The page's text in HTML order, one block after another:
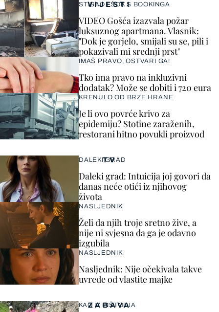
VIJESTI
STIGAO I ŠOK S BOOKINGA
VIDEO Gošća izazvala požar
luksuznog apartmana. Vlasnik:
"Dok je gorjelo, smijali su se, pili i
pokazivali mi srednji prst"
IMAŠ PRAVO, OSTVARI GA!
Tko ima pravo na inkluzivni
dodatak? Može se dobiti i 720 eura
KRENULO OD BRZE HRANE
Je li ovo povrće krivo za
epidemiju? Stotine zaraženih,
restorani hitno povukli proizvod
ZABAVA
KAO IZ PIŠTOLJA
TV
DALEKI GRAD
Daleki grad: Intuicija joj govori da
danas neće otići iz njihovog
života
NASLJEDNIK
Želi da njih troje sretno žive, a
nije ni svjesna da ga je odavno
izgubila
NASLJEDNIK
Nasljednik: Nije očekivala takve
uvrede od vlastite majke